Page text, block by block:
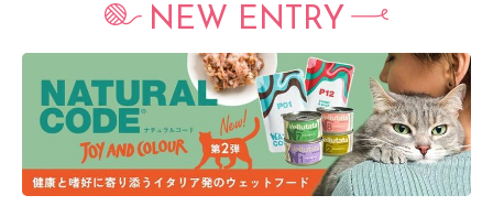
NEW ENTRY